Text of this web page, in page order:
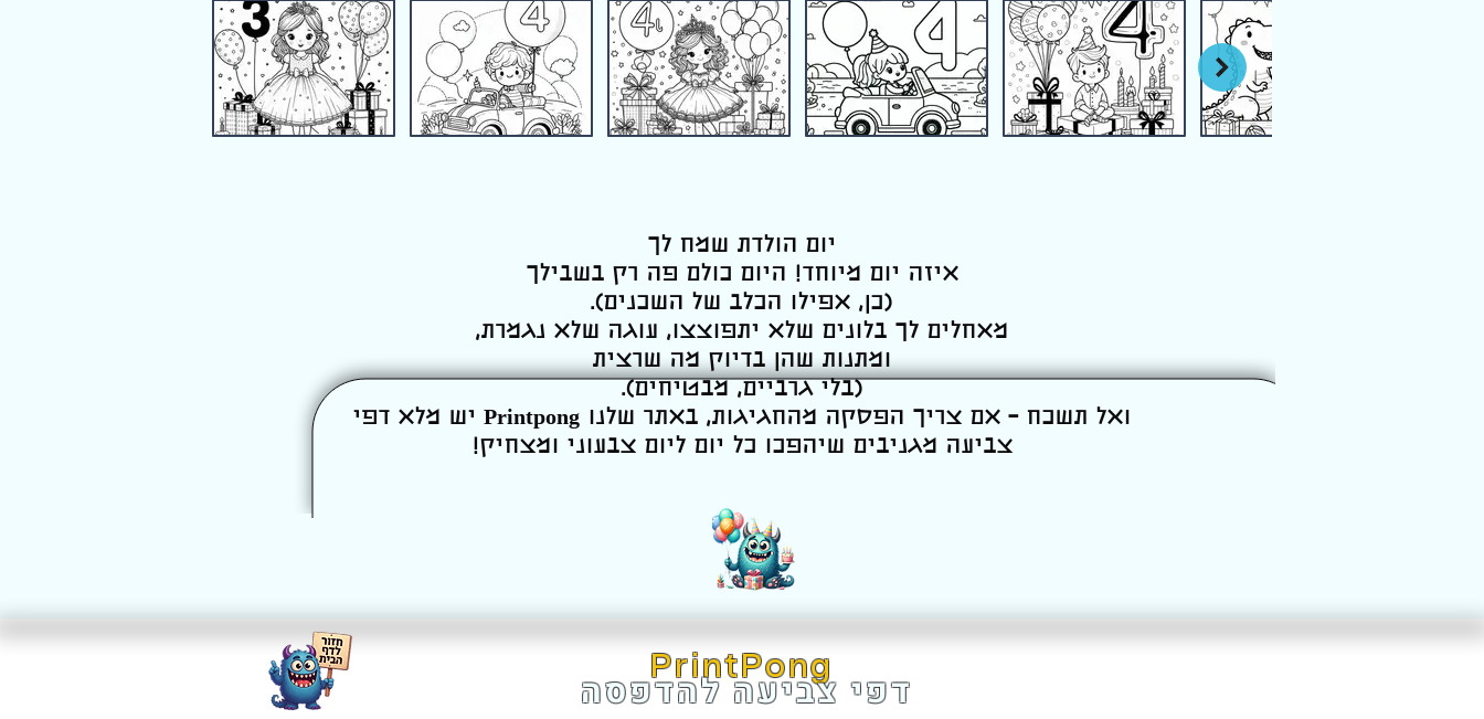
יום הולדת שמח לך
איזה יום מיוחד! היום כולם פה רק בשבילך
(כן, אפילו הכלב של השכנים).
מאחלים לך בלונים שלא יתפוצצו, עוגה שלא נגמרת,
ומתנות שהן בדיוק מה שרצית
(בלי גרביים, מבטיחים).
ואל תשכח – אם צריך הפסקה מהחגיגות, באתר שלנו Printpong יש מלא דפי
צביעה מגניבים שיהפכו כל יום ליום צבעוני ומצחיק!
PrintPong
דפי צביעה להדפסה